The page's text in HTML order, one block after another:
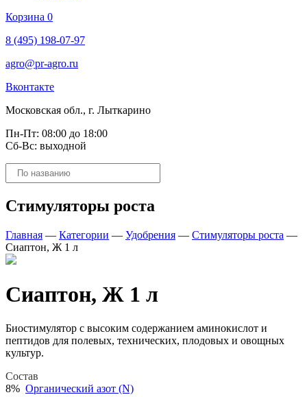
Корзина 0
8 (495) 198-07-97
agro@pr-agro.ru
Вконтакте
Московская обл., г. Лыткарино
Пн-Пт: 08:00 до 18:00
Сб-Вс: выходной
Поиск
товаров
Стимуляторы роста
Главная — Категории — Удобрения — Стимуляторы роста —
Сиаптон, Ж 1 л
Сиаптон, Ж 1 л
Биостимулятор с высоким содержанием аминокислот и
пептидов для полевых, технических, плодовых и овощных
культур.
Состав
8% Органический азот (N)